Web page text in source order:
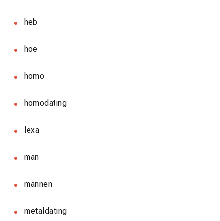
heb
hoe
homo
homodating
lexa
man
mannen
metaldating